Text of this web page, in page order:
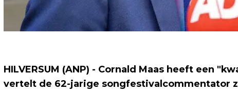
HILVERSUM (ANP) - Cornald Maas heeft een
vertelt de 62-jarige songfestivalcommentator